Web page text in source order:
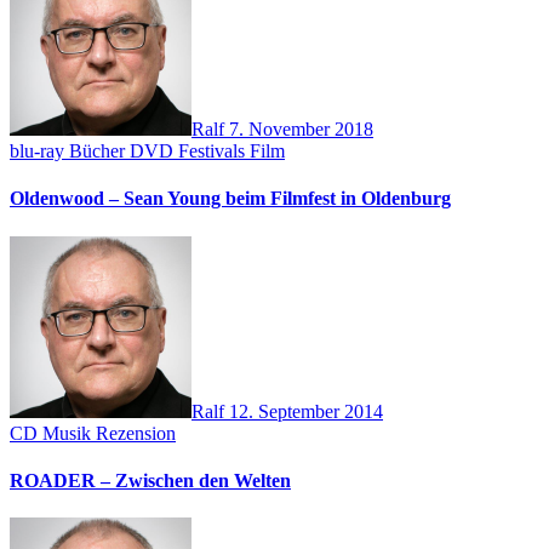
Ralf 7. November 2018
blu-ray BücherDVD Festivals Film
Oldenwood – Sean Young beim Filmfest in Oldenburg
Ralf 12. September 2014
CD Musik Rezension
ROADER – Zwischen den Welten